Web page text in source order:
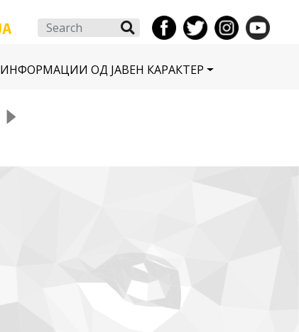
Search
ИНФОРМАЦИИ ОД ЈАВЕН КАРАКТЕР